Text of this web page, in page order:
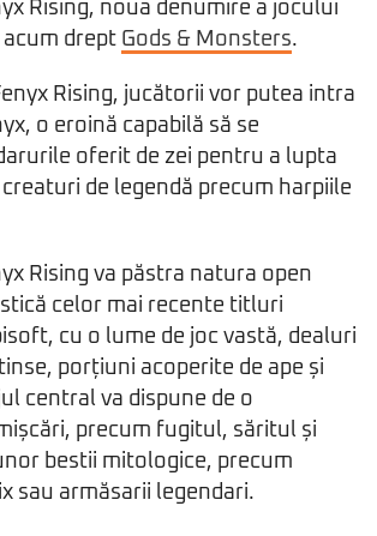
Rising, noua denumire a jocului
drept Gods & Monsters.
Rising, jucătorii vor putea intra
o eroină capabilă să se
oferit de zei pentru a lupta
de legendă precum harpiile
Rising va păstra natura open
celor mai recente titluri
cu o lume de joc vastă, dealuri
porțiuni acoperite de ape și
central va dispune de o
precum fugitul, săritul și
bestii mitologice, precum
sau armăsarii legendari.